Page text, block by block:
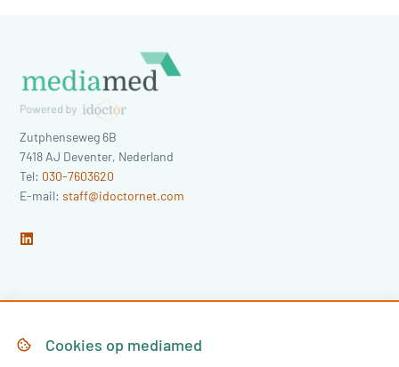
Zutphenseweg 6B
7418 AJ Deventer, Nederland
Tel: 030-7603620
E-mail:staff@idoctornet.com
HomeCookies op mediamed